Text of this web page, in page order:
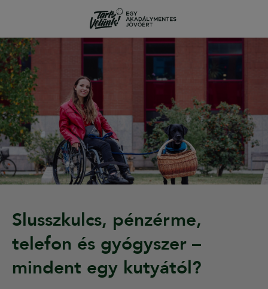
Slusszkulcs, pénzérme,
telefon és gyógyszer –
mindent egy kutyától?